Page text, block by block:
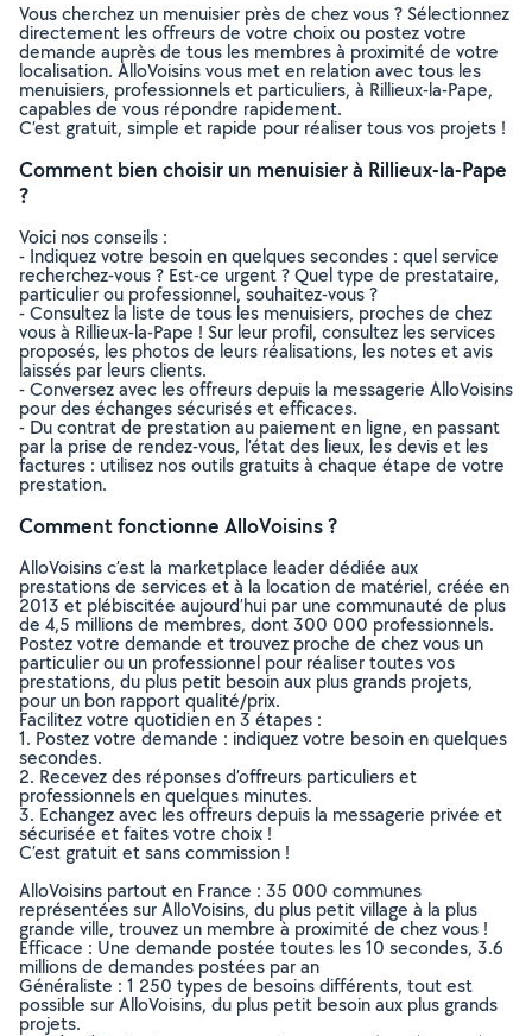
Vous cherchez un menuisier près de chez vous ? Sélectionnez
directement les offreurs de votre choix ou postez votre
demande auprès de tous les membres à proximité de votre
localisation. AlloVoisins vous met en relation avec tous les
menuisiers, professionnels et particuliers, à Rillieux-la-Pape,
capables de vous répondre rapidement.
C’est gratuit, simple et rapide pour réaliser tous vos projets !
Comment bien choisir un menuisier à Rillieux-la-Pape
?
Voici nos conseils :
- Indiquez votre besoin en quelques secondes : quel service
recherchez-vous ? Est-ce urgent ? Quel type de prestataire,
particulier ou professionnel, souhaitez-vous ?
- Consultez la liste de tous les menuisiers, proches de chez
vous à Rillieux-la-Pape ! Sur leur profil, consultez les services
proposés, les photos de leurs réalisations, les notes et avis
laissés par leurs clients.
- Conversez avec les offreurs depuis la messagerie AlloVoisins
pour des échanges sécurisés et efficaces.
- Du contrat de prestation au paiement en ligne, en passant
par la prise de rendez-vous, l’état des lieux, les devis et les
factures : utilisez nos outils gratuits à chaque étape de votre
prestation.
Comment fonctionne AlloVoisins ?
AlloVoisins c’est la marketplace leader dédiée aux
prestations de services et à la location de matériel, créée en
2013 et plébiscitée aujourd’hui par une communauté de plus
de 4,5 millions de membres, dont 300 000 professionnels.
Postez votre demande et trouvez proche de chez vous un
particulier ou un professionnel pour réaliser toutes vos
prestations, du plus petit besoin aux plus grands projets,
pour un bon rapport qualité/prix.
Facilitez votre quotidien en 3 étapes :
1. Postez votre demande : indiquez votre besoin en quelques
secondes.
2. Recevez des réponses d’offreurs particuliers et
professionnels en quelques minutes.
3. Echangez avec les offreurs depuis la messagerie privée et
sécurisée et faites votre choix !
C’est gratuit et sans commission !
AlloVoisins partout en France : 35 000 communes
représentées sur AlloVoisins, du plus petit village à la plus
grande ville, trouvez un membre à proximité de chez vous !
Efficace : Une demande postée toutes les 10 secondes, 3.6
millions de demandes postées par an
Généraliste : 1 250 types de besoins différents, tout est
possible sur AlloVoisins, du plus petit besoin aux plus grands
projets.